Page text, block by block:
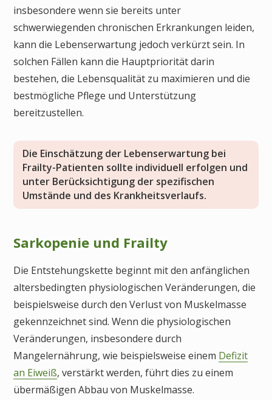
insbesondere wenn sie bereits unter
schwerwiegenden chronischen Erkrankungen leiden,
kann die Lebenserwartung jedoch verkürzt sein. In
solchen Fällen kann die Hauptpriorität darin
bestehen, die Lebensqualität zu maximieren und die
bestmögliche Pflege und Unterstützung
bereitzustellen.
Die Einschätzung der Lebenserwartung bei
Frailty-Patienten sollte individuell erfolgen und
unter Berücksichtigung der spezifischen
Umstände und des Krankheitsverlaufs.
Sarkopenie und Frailty
Die Entstehungskette beginnt mit den anfänglichen
altersbedingten physiologischen Veränderungen, die
beispielsweise durch den Verlust von Muskelmasse
gekennzeichnet sind. Wenn die physiologischen
Veränderungen, insbesondere durch
Mangelernährung, wie beispielsweise einem Defizit
an Eiweiß, verstärkt werden, führt dies zu einem
übermäßigen Abbau von Muskelmasse.